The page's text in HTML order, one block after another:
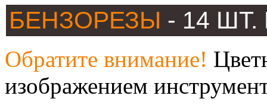
БЕНЗОРЕЗЫ - 14
Обратите внимание!
изображением